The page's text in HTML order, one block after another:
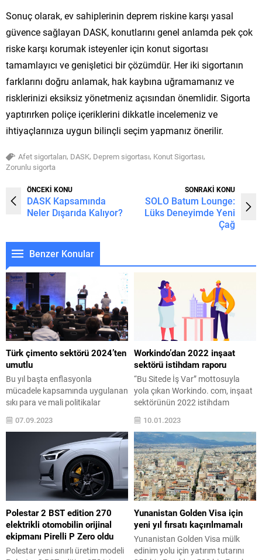
Sonuç olarak, ev sahiplerinin deprem riskine karşı yasal
güvence sağlayan DASK, konutlarını genel anlamda pek çok
riske karşı korumak isteyenler için konut sigortası
tamamlayıcı ve genişletici bir çözümdür. Her iki sigortanın
farklarını doğru anlamak, hak kaybına uğramamanız ve
risklerinizi eksiksiz yönetmeniz açısından önemlidir. Sigorta
yaptırırken poliçe içeriklerini dikkatle incelemeniz ve
ihtiyaçlarınıza uygun bilinçli seçim yapmanız önerilir.
Afet sigortaları, DASK, Deprem sigortası, Konut Sigortası,
Zorunlu sigorta
ÖNCEKİ KONU
DASK Kapsamında
Neler Dışarıda Kalıyor?
SONRAKİ KONU
SOLO Batum Lounge:
Lüks Deneyimde Yeni
Çağ
Benzer Konular
Türk çimento sektörü 2024’ten
umutlu
Bu yıl başta enflasyonla
mücadele kapsamında uygulanan
sıkı para ve mali politikalar
nedeniyle talepte yaşanan
daralma ve Çin ekonomisindeki
yavaşlamanın etkisiyle global
ölçekte zorlu bir dönemden geçen
çimento sektörünün temsilcileri,
İstanbul’da düzenlenen
INTERCEM konferansında bir
araya geldi. Türkiye’nin çimento
sektöründe dünyanın en büyük
ihracatçısı, Avrupa’nın ise en
büyük üreticisi olduğunu...
07.09.2023
Workindo’dan 2022 inşaat
sektörü istihdam raporu
“Bu Sitede İş Var” mottosuyla
yola çıkan Workindo. com, inşaat
sektörünün 2022 istihdam
raporunu infografik ile açıkladı.
Yapı-inşaat sektörüne özel online
kariyer platformu Workindo, kendi
site verileri üzerinden inşaat
sektörünün 2022 infografiğini
yayınladı. Öncelikle inşaat
sektöründe 2022 yılını
değerlendiren ve 2023 yılı için
öngörülerde bulunan Workindo
CEO’su Erhan Kocabaş, “Küresel
krizlerin etkisiyle...
10.01.2023
Polestar 2 BST edition 270
elektrikli otomobilin orijinal
ekipmanı Pirelli P Zero oldu
Polestar yeni sınırlı üretim modeli
Yunanistan Golden Visa için
yeni yıl fırsatı kaçırılmamalı
Yunanistan Golden Visa mülk
edinim yolu için yatırım tutarını